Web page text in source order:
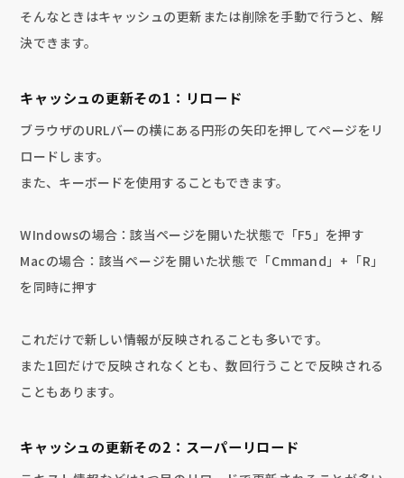
そんなときはキャッシュの更新または削除を手動で行うと、解
決できます。
キャッシュの更新その1：リロード
ブラウザのURLバーの横にある円形の矢印を押してページをリ
ロードします。
また、キーボードを使用することもできます。
WIndowsの場合：該当ページを開いた状態で「F5」を押す
Macの場合：該当ページを開いた状態で「Cmmand」+「R」
を同時に押す
これだけで新しい情報が反映されることも多いです。
また1回だけで反映されなくとも、数回行うことで反映される
こともあります。
キャッシュの更新その2：スーパーリロード